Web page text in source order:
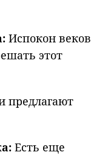
Испокон веков
этот
предлагают
Есть еще